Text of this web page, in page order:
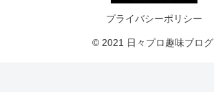
プライバシーポリシー
© 2021 日々プロ趣味ブログ.